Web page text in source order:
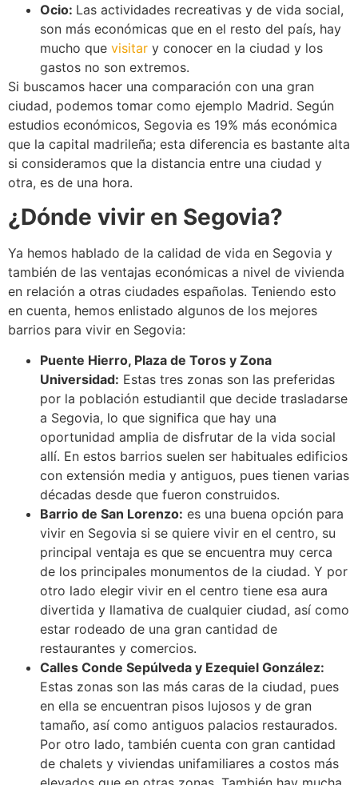
Ocio: Las actividades recreativas y de vida social,
son más económicas que en el resto del país, hay
mucho que visitar y conocer en la ciudad y los
gastos no son extremos.
Si buscamos hacer una comparación con una gran
ciudad, podemos tomar como ejemplo Madrid. Según
estudios económicos, Segovia es 19% más económica
que la capital madrileña; esta diferencia es bastante alta
si consideramos que la distancia entre una ciudad y
otra, es de una hora.
¿Dónde vivir en Segovia?
Ya hemos hablado de la calidad de vida en Segovia y
también de las ventajas económicas a nivel de vivienda
en relación a otras ciudades españolas. Teniendo esto
en cuenta, hemos enlistado algunos de los mejores
barrios para vivir en Segovia:
Puente Hierro, Plaza de Toros y Zona
Universidad: Estas tres zonas son las preferidas
por la población estudiantil que decide trasladarse
a Segovia, lo que significa que hay una
oportunidad amplia de disfrutar de la vida social
allí. En estos barrios suelen ser habituales edificios
con extensión media y antiguos, pues tienen varias
décadas desde que fueron construidos.
Barrio de San Lorenzo: es una buena opción para
vivir en Segovia si se quiere vivir en el centro, su
principal ventaja es que se encuentra muy cerca
de los principales monumentos de la ciudad. Y por
otro lado elegir vivir en el centro tiene esa aura
divertida y llamativa de cualquier ciudad, así como
estar rodeado de una gran cantidad de
restaurantes y comercios.
Calles Conde Sepúlveda y Ezequiel González:
Estas zonas son las más caras de la ciudad, pues
en ella se encuentran pisos lujosos y de gran
tamaño, así como antiguos palacios restaurados.
Por otro lado, también cuenta con gran cantidad
de chalets y viviendas unifamiliares a costos más